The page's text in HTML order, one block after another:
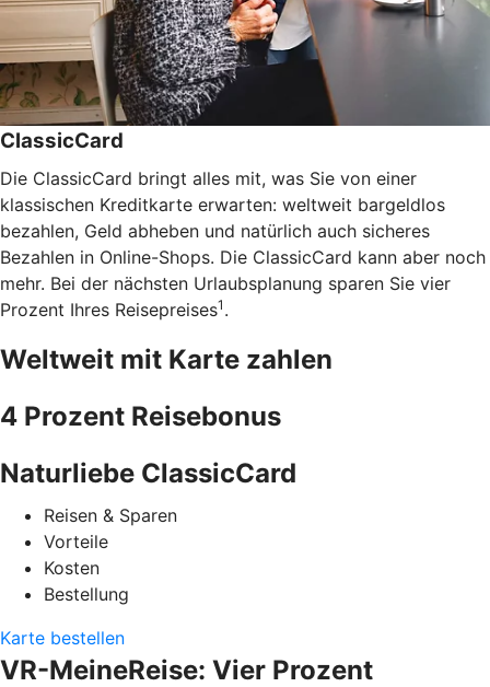
ClassicCard
Die ClassicCard bringt alles mit, was Sie von einer
klassischen Kreditkarte erwarten: weltweit bargeldlos
bezahlen, Geld abheben und natürlich auch sicheres
Bezahlen in Online-Shops. Die ClassicCard kann aber noch
mehr. Bei der nächsten Urlaubsplanung sparen Sie vier
Prozent Ihres Reisepreises1 .
Weltweit mit Karte zahlen
4 Prozent Reisebonus
Naturliebe ClassicCard
Reisen & Sparen
Vorteile
Kosten
Bestellung
Karte bestellen
VR-MeineReise: Vier Prozent